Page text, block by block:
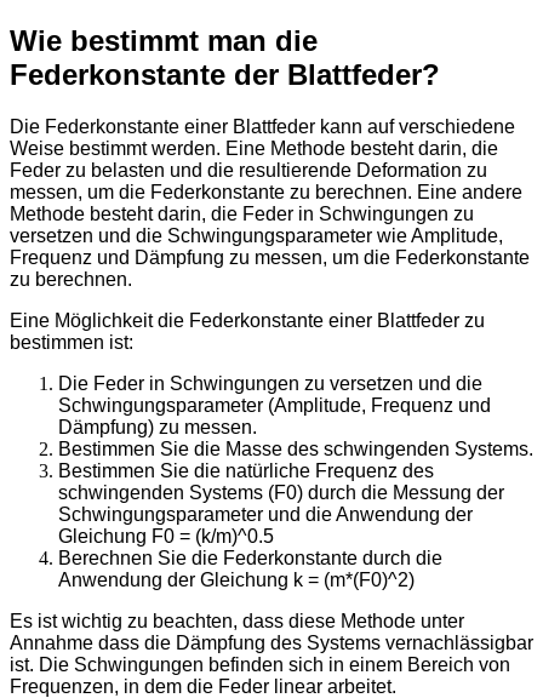
Wie bestimmt man die
Federkonstante der Blattfeder?
Die Federkonstante einer Blattfeder kann auf verschiedene
Weise bestimmt werden. Eine Methode besteht darin, die
Feder zu belasten und die resultierende Deformation zu
messen, um die Federkonstante zu berechnen. Eine andere
Methode besteht darin, die Feder in Schwingungen zu
versetzen und die Schwingungsparameter wie Amplitude,
Frequenz und Dämpfung zu messen, um die Federkonstante
zu berechnen.
Eine Möglichkeit die Federkonstante einer Blattfeder zu
bestimmen ist:
Die Feder in Schwingungen zu versetzen und die
Schwingungsparameter (Amplitude, Frequenz und
Dämpfung) zu messen.
Bestimmen Sie die Masse des schwingenden Systems.
Bestimmen Sie die natürliche Frequenz des
schwingenden Systems (F0) durch die Messung der
Schwingungsparameter und die Anwendung der
Gleichung F0 = (k/m)^0.5
Berechnen Sie die Federkonstante durch die
Anwendung der Gleichung k = (m*(F0)^2)
Es ist wichtig zu beachten, dass diese Methode unter
Annahme dass die Dämpfung des Systems vernachlässigbar
ist. Die Schwingungen befinden sich in einem Bereich von
Frequenzen, in dem die Feder linear arbeitet.